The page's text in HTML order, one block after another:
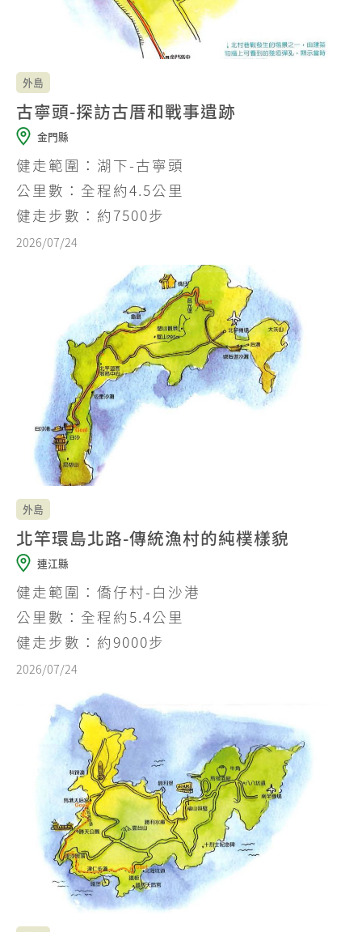
外島
古寧頭-探訪古厝和戰事遺跡
金門縣
健走範圍：湖下-古寧頭
公里數：全程約4.5公里
健走步數：約7500步
2026/07/24
外島
北竿環島北路-傳統漁村的純樸樣貌
連江縣
健走範圍：僑仔村-白沙港
公里數：全程約5.4公里
健走步數：約9000步
2026/07/24